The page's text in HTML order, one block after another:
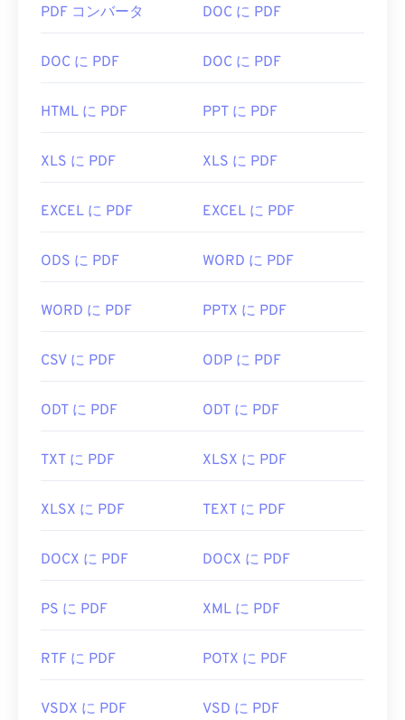
ばいいですか?
PDFファイルを開く必要がある場合、ほとんどの人
AdobeはPDF標準を開発し、そのプログラムは間違
いなく最も
人気のある無料PDFリーダー
ない、あるいは使いたくない機能がたくさん含まれ
す。
はPDFファイル自体を開くことができます。アドオ
ン上のPDFリンクをクリックした際に自動的にPDF
もう少し高度な機能が欲しい場合は、
MuPDFを
強くお勧めします。どちらも無料で
初回リリース:
1993年6月15日
https://en.wikipedia.org/wiki/
adobe/about-adobe-pdf.html
PDF コンバータ DOC に PDF
DOC に PDF DOC に PDF
HTML に PDF PPT に PDF
XLS に PDF XLS に PDF
EXCEL に PDF EXCEL に PDF
ODS に PDF WORD に PDF
WORD に PDF PPTX に PDF
CSV に PDF ODP に PDF
ODT に PDF ODT に PDF
TXT に PDF XLSX に PDF
XLSX に PDF TEXT に PDF
DOCX に PDF DOCX に PDF
PS に PDF XML に PDF
RTF に PDF POTX に PDF
VSDX に PDF VSD に PDF